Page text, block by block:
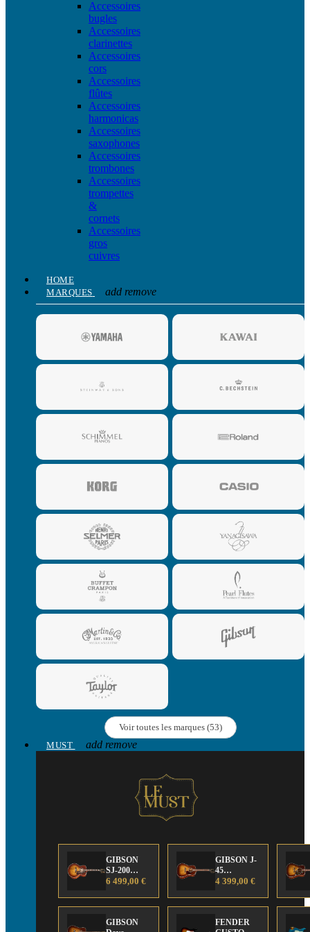
Accessoires
bugles
Accessoires
clarinettes
Accessoires
cors
Accessoires
flûtes
Accessoires
harmonicas
Accessoires
saxophones
Accessoires
trombones
Accessoires
trompettes
&
cornets
Accessoires
gros
cuivres
HOME
MARQUES
add remove
Voir toutes les marques (53)
MUST
add remove
GIBSON
SJ-200
Anniversary
Edition
6 499,00 €
GIBSON J-
45
Anniversary
Edition
4 399,00 €
GIBSON
FENDER